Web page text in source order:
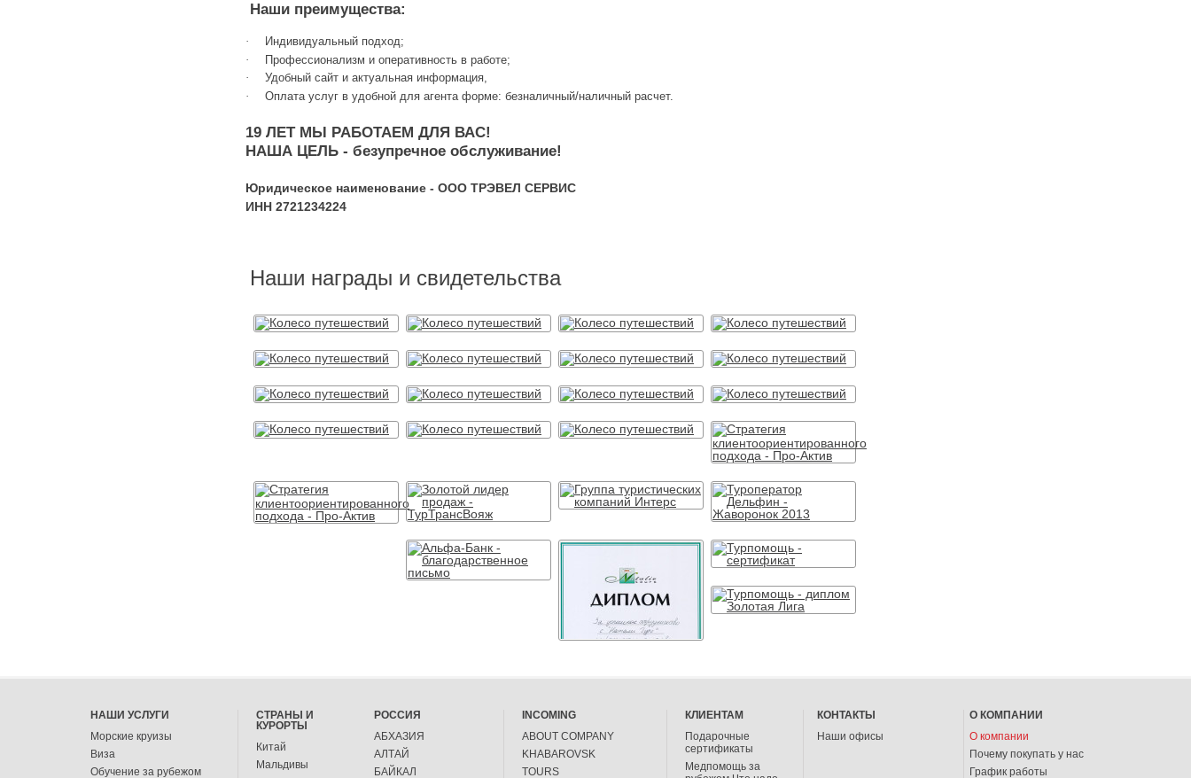
Наши преимущества:
·
Индивидуальный подход;
·
Профессионализм и оперативность в работе;
·
Удобный сайт и актуальная информация,
·
Оплата услуг в удобной для агента форме: безналичный/наличный расчет.
19 ЛЕТ МЫ РАБОТАЕМ ДЛЯ ВАС!
НАША ЦЕЛЬ - безупречное обслуживание!
Юридическое наименование - ООО ТРЭВЕЛ СЕРВИС
ИНН 2721234224
Наши награды и свидетельства
НАШИ УСЛУГИ
Морские круизы
Виза
Обучение за рубежом
СТРАНЫ И
КУРОРТЫ
Китай
Мальдивы
РОССИЯ
АБХАЗИЯ
АЛТАЙ
БАЙКАЛ
INCOMING
ABOUT COMPANY
KHABAROVSK
TOURS
КЛИЕНТАМ
Подарочные
сертификаты
Медпомощь за
КОНТАКТЫ
Наши офисы
О КОМПАНИИ
О компании
Почему покупать у нас
График работы